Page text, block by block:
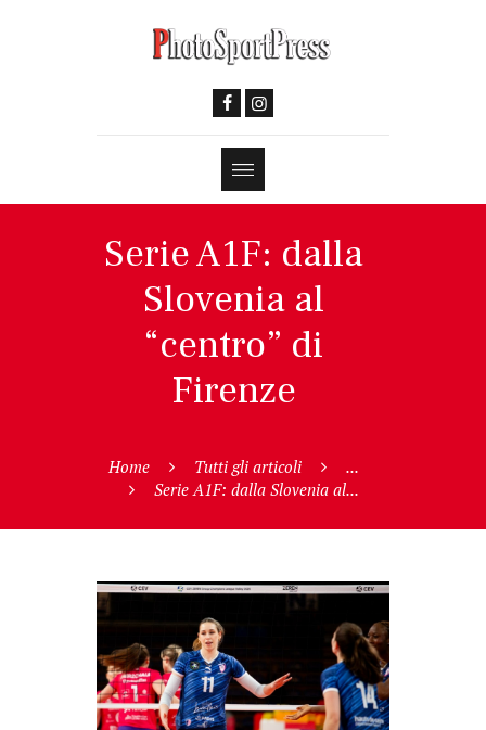
Serie A1F: dalla
Slovenia al
“centro” di
Firenze
Home Tutti gli articoli
...
Serie A1F: dalla Slovenia al...